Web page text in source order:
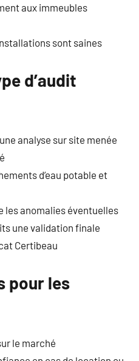
aux immeubles
sont saines
d’audit
analyse sur site menée
d’eau potable et
les anomalies éventuelles
une validation finale
Certibeau
pour les
le marché